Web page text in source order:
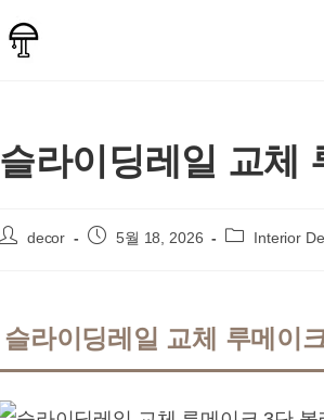
슬라이딩레일 교체
Postdecor
Post 5월 18, 2026
Post Interior
슬라이딩레일 교체 루메이